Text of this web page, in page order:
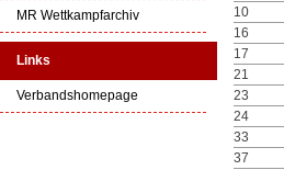
MR Wettkampfarchiv
Links
Verbandshomepage
10
16
17
21
23
24
33
37